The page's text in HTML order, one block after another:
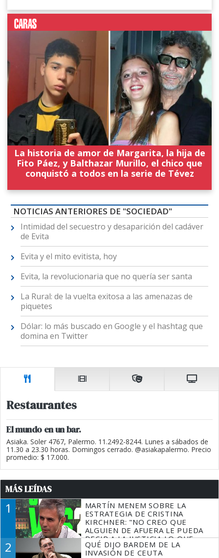
La historia de amor de Margarita, la hija de
Fito Páez, y Balthazar Murillo, el chico que
conquistó a todos en la serie de Tévez
NOTICIAS ANTERIORES DE "SOCIEDAD"
Intimidad del secuestro y desaparición del cadáver
de Evita
Evita y el mito evitista, hoy
Evita, la revolucionaria que no quería ser santa
La Rural: de la vuelta exitosa a las amenazas de
piquetes
Dólar: lo más buscado en Google y el hashtag que
domina en Twitter
Restaurantes
El mundo en un bar.
Asiaka. Soler 4767, Palermo. 11.2492-8244. Lunes a sábados de
11.30 a 23.30 horas. Domingos cerrado. @asiakapalermo. Precio
promedio: $ 17.000.
MÁS LEÍDAS
1
MARTÍN MENEM SOBRE LA
ESTRATEGIA DE CRISTINA
KIRCHNER: "NO CREO QUE
ALGUIEN DE AFUERA LE PUEDA
DECIR A LA JUSTICIA LO QUE
TIENE QUE HACER"
2
QUÉ DIJO BARDEM DE LA
INVASIÓN DE CEUTA